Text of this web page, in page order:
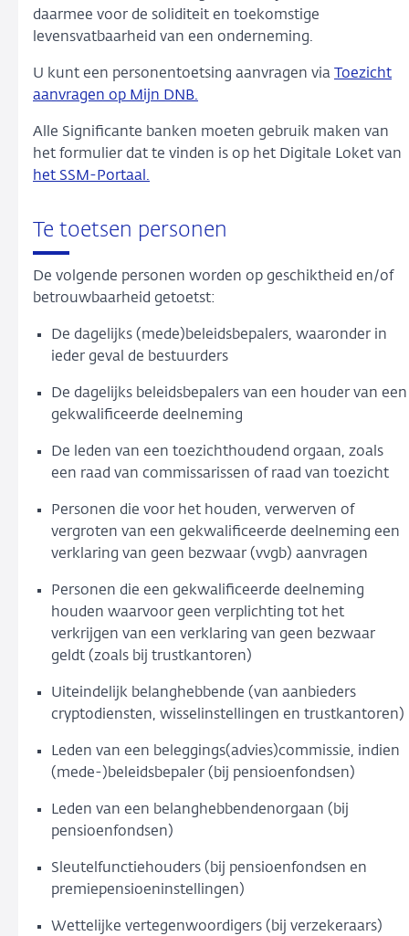
daarmee voor de soliditeit en toekomstige
levensvatbaarheid van een onderneming.
U kunt een personentoetsing aanvragen via
Toezicht
aanvragen op Mijn DNB.
Alle Significante banken moeten gebruik maken van
het formulier dat te vinden is op het Digitale Loket van
het SSM-Portaal .
Te toetsen personen
De volgende personen worden op geschiktheid en/of
betrouwbaarheid getoetst:
De dagelijks (mede)beleidsbepalers, waaronder in
ieder geval de bestuurders
De dagelijks beleidsbepalers van een houder van een
gekwalificeerde deelneming
De leden van een toezichthoudend orgaan, zoals
een raad van commissarissen of raad van toezicht
Personen die voor het houden, verwerven of
vergroten van een gekwalificeerde deelneming een
verklaring van geen bezwaar (vvgb) aanvragen
Personen die een gekwalificeerde deelneming
houden waarvoor geen verplichting tot het
verkrijgen van een verklaring van geen bezwaar
geldt (zoals bij trustkantoren)
Uiteindelijk belanghebbende (van aanbieders
cryptodiensten, wisselinstellingen en trustkantoren)
Leden van een beleggings(advies)commissie, indien
(mede-)beleidsbepaler (bij pensioenfondsen)
Leden van een belanghebbendenorgaan (bij
pensioenfondsen)
Sleutelfunctiehouders (bij pensioenfondsen en
premiepensioeninstellingen)
Wettelijke vertegenwoordigers (bij verzekeraars)